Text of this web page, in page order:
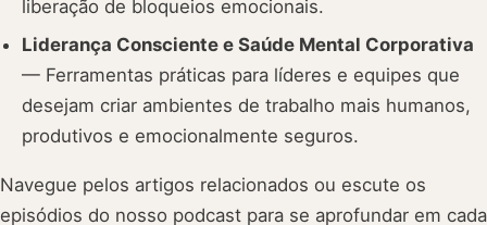
liberação de bloqueios emocionais.
Liderança Consciente e Saúde Mental Corporativa
— Ferramentas práticas para líderes e equipes que
desejam criar ambientes de trabalho mais humanos,
produtivos e emocionalmente seguros.
Navegue pelos artigos relacionados ou escute os
episódios do nosso podcast para se aprofundar em cada